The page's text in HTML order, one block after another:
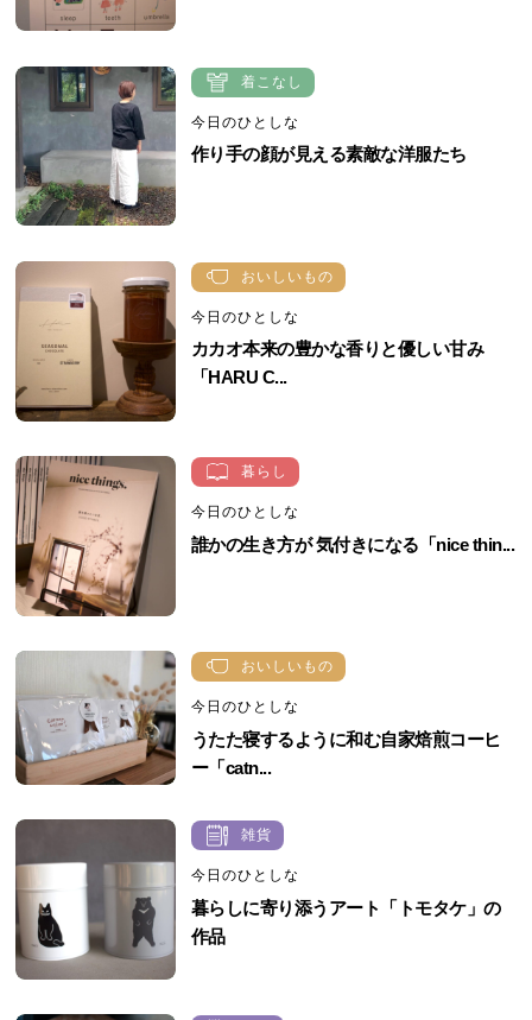
着こなし
今日のひとしな
作り手の顔が見える素敵な洋服たち
おいしいもの
今日のひとしな
カカオ本来の豊かな香りと優しい甘み
「HARU C...
暮らし
今日のひとしな
誰かの生き方が 気付きになる「nice thin...
おいしいもの
今日のひとしな
うたた寝するように和む自家焙煎コーヒ
ー「catn...
雑貨
今日のひとしな
暮らしに寄り添うアート「トモタケ」の
作品